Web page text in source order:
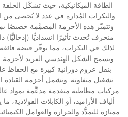
الطاقة الميكانيكية، حيث تشكّل
والبكرات المُدارة في عدد لا يُحصى من
وتتميّز هذه الأحزمة المصمَّمة
منحرف تُحدث تأثيرًا انسداديًّا
لذلك في البكرات، مما يوفّر قبضة
بنقل عزوم دورانية كبيرة مع
مركبات مطاطية متقدمة مدعَّمة بمواد
ألياف الأراميد، أو الكابلات الفولاذية،
ممتازة للتمدُّد والحرارة والعوامل